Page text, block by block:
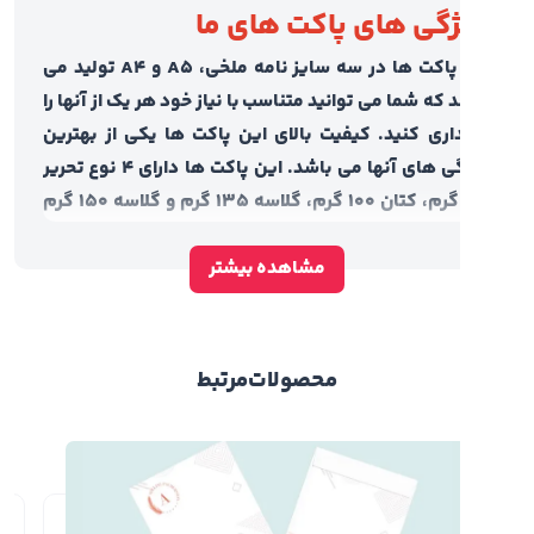
های پاکت های ما
این پاکت ها در سه سایز نامه ملخی، A5 و A4 تولید می
که شما می توانید متناسب با نیاز خود هر یک از آنها را
کنید. کیفیت بالای این پاکت ها یکی از بهترین
ویژگی های آنها می باشد. این پاکت ها دارای 4 نوع تحریر
100 گرم، کتان 100 گرم، گلاسه 135 گرم و گلاسه 150 گرم
این پاکت ها دارای طراحی های فوق العاده زیبا و
هستند و به همین علت گزینه های مختلفی برای
که پاکت های شما به صورت یک رو و یا دو رو چاپ
پاکت های ایران کهن دارای قیمت مناسبی هستند و
قیمت نیز خرید آنها مقرون به صرفه می باشد.
چاپ پاکت نامه ملخی از وب
مشاهده بیشتر
محصولاتمرتبط